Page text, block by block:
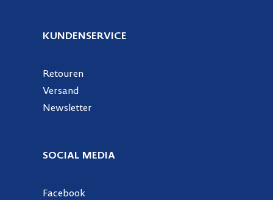
KUNDENSERVICE
Retouren
Versand
Newsletter
SOCIAL MEDIA
Facebook